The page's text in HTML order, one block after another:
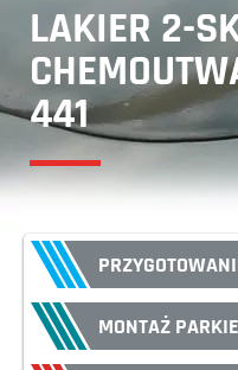
LAKIER 2-
441
MONTAŻ